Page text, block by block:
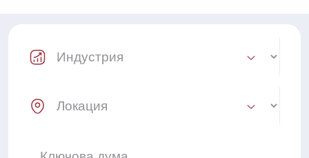
Industry Select
Location Select